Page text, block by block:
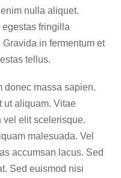
nulla aliquet.
fringilla
in fermentum et
tellus.
donec massa sapien.
ut aliquam. Vitae
vel elit scelerisque.
malesuada. Vel
accumsan lacus. Sed
Sed euismod nisi